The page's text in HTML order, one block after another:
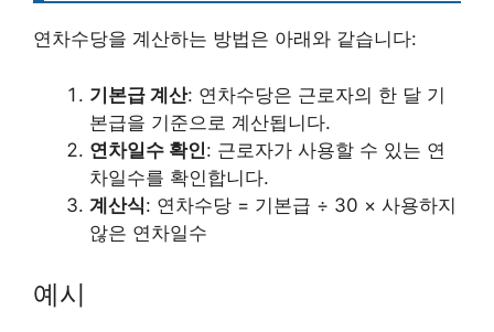
연차수당을 계산하는 방법은 아래와 같습니다:
기본급 계산: 연차수당은 근로자의 한 달 기
본급을 기준으로 계산됩니다.
연차일수 확인: 근로자가 사용할 수 있는 연
차일수를 확인합니다.
계산식: 연차수당 = 기본급 ÷ 30 × 사용하지
않은 연차일수
예시